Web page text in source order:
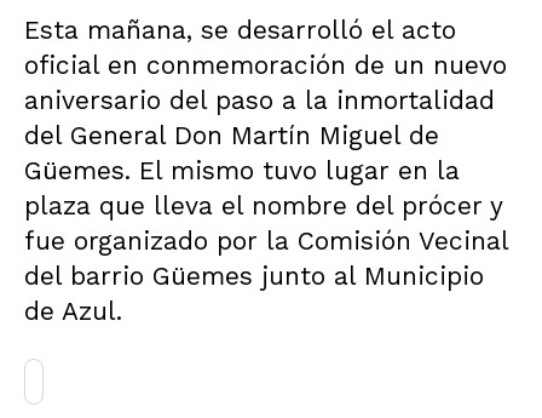
Esta mañana, se desarrolló el acto
oficial en conmemoración de un nuevo
aniversario del paso a la inmortalidad
del General Don Martín Miguel de
Güemes. El mismo tuvo lugar en la
plaza que lleva el nombre del prócer y
fue organizado por la Comisión Vecinal
del barrio Güemes junto al Municipio
de Azul.